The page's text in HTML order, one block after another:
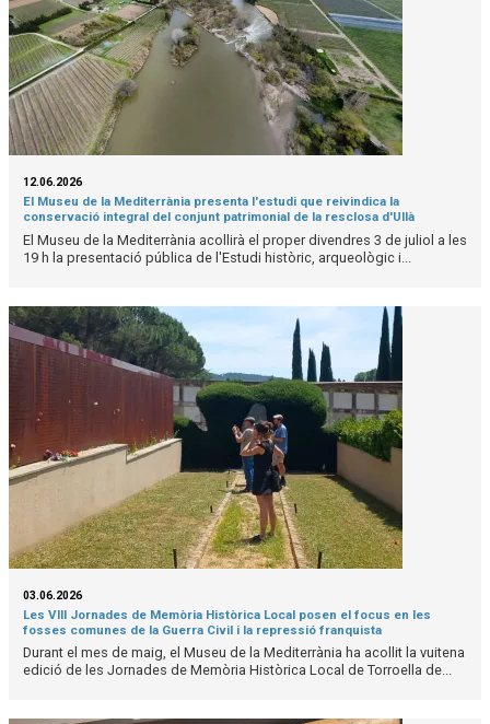
12.06.2026
El Museu de la Mediterrània presenta l'estudi que reivindica la
conservació integral del conjunt patrimonial de la resclosa d'Ullà
El Museu de la Mediterrània acollirà el proper divendres 3 de juliol a les
19 h la presentació pública de l'Estudi històric, arqueològic i...
03.06.2026
Les VIII Jornades de Memòria Històrica Local posen el focus en les
fosses comunes de la Guerra Civil i la repressió franquista
Durant el mes de maig, el Museu de la Mediterrània ha acollit la vuitena
edició de les Jornades de Memòria Històrica Local de Torroella de...